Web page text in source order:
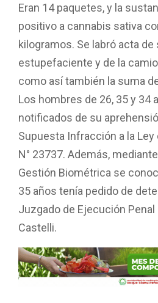
Eran 14 paquetes, y la
positivo a cannabis sativa
kilogramos. Se labró acta de
estupefaciente y de la
como así también la suma
Los hombres de 26, 35 y 34
notificados de su
Supuesta Infracción a la
N° 23737. Además,
Gestión Biométrica se
35 años tenía pedido de
Juzgado de Ejecución Penal
Castelli.